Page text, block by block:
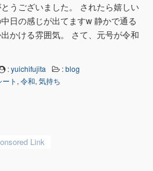
うございました。 されたら嬉しい
日の感じが出てますw 静かで通る
かける雰囲気。 さて、元号が令和
:yuichifujita :blog
ート , 令和, 気持ち